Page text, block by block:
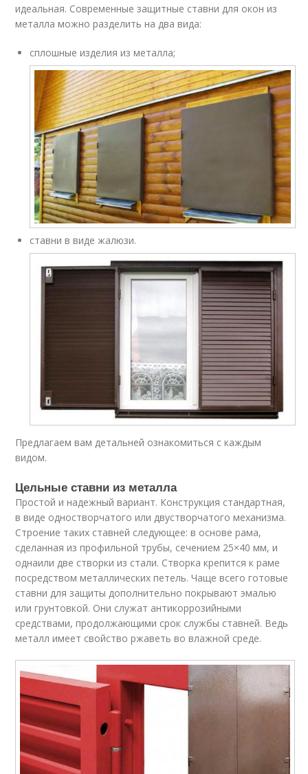
идеальная. Современные защитные ставни для окон из
металла можно разделить на два вида:
сплошные изделия из металла;
ставни в виде жалюзи.
Предлагаем вам детальней ознакомиться с каждым
видом.
Цельные ставни из металла
Простой и надежный вариант. Конструкция стандартная,
в виде одностворчатого или двустворчатого механизма.
Строение таких ставней следующее: в основе рама,
сделанная из профильной трубы, сечением 25×40 мм, и
однаили две створки из стали. Створка крепится к раме
посредством металлических петель. Чаще всего готовые
ставни для защиты дополнительно покрывают эмалью
или грунтовкой. Они служат антикоррозийными
средствами, продолжающими срок службы ставней. Ведь
металл имеет свойство ржаветь во влажной среде.